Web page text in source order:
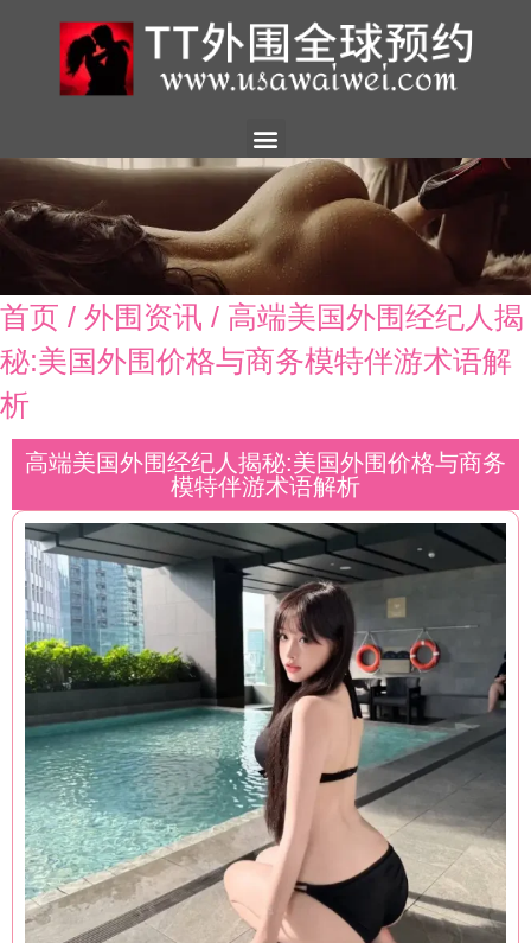
首页 / 外围资讯 / 高端美国外围经纪人揭
秘:美国外围价格与商务模特伴游术语解
析
高端美国外围经纪人揭秘:美国外围价格与商务
模特伴游术语解析